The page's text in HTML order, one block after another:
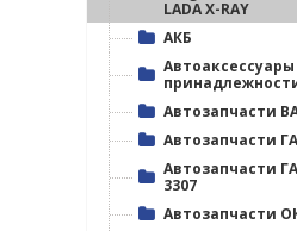
Автозапчасти ВАЗ
Автозапчасти ГАЗ
Автозапчасти ГАЗ 53
Автозапчасти ОКА
Автозапчасти УАЗ
LADA X-RAY
АКБ
Автоаксессуары
Автозапчасти
Автозапчасти
Автозапчасти
3307
Автозапчасти